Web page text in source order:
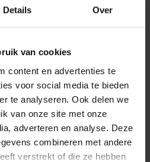
Details Over
van cookies
content en advertenties te
voor social media te bieden
te analyseren. Ook delen we
van onze site met onze
adverteren en analyse. Deze
combineren met andere
verstrekt of die ze hebben
Chat
je vraag via onze
chat.
Start chat